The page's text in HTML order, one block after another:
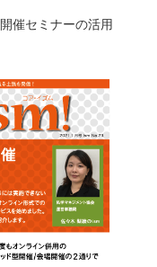
催セミナーの活用